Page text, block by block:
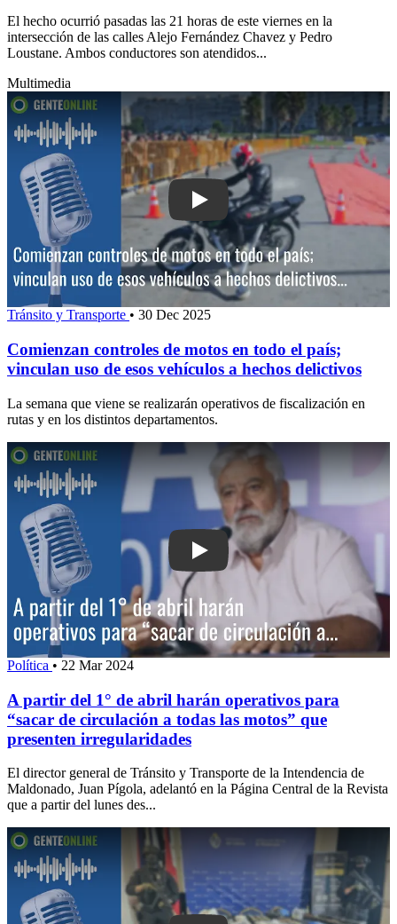
El hecho ocurrió pasadas las 21 horas de este viernes en la
intersección de las calles Alejo Fernández Chavez y Pedro
Loustane. Ambos conductores son atendidos...
Multimedia
Play: Comienzan controles de motos
Tránsito y Transporte • 30 Dec 2025
Comienzan controles de motos en todo el país;
vinculan uso de esos vehículos a hechos delictivos
La semana que viene se realizarán operativos de fiscalización en
rutas y en los distintos departamentos.
Play: A partir del 1° de abril harán
Política • 22 Mar 2024
A partir del 1° de abril harán operativos para
“sacar de circulación a todas las motos” que
presenten irregularidades
El director general de Tránsito y Transporte de la Intendencia de
Maldonado, Juan Pígola, adelantó en la Página Central de la Revista
que a partir del lunes des...